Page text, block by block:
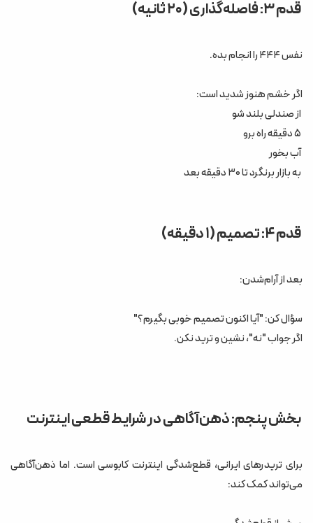
نفس ۴۴۴ را انجام بده.
اگر خشم هنوز شدید است:
آب بخور
بعد از آرام‌شدن:
سؤال کن: "آیا اکنون تصمیم خوبی بگیرم؟"
اگر جواب "نه"، نشین و ترید نکن.
برای تریدرهای ایرانی، قطع‌شدگی اینترنت کابوسی است. اما ذهن‌آگاهی
می‌تواند کمک کند: